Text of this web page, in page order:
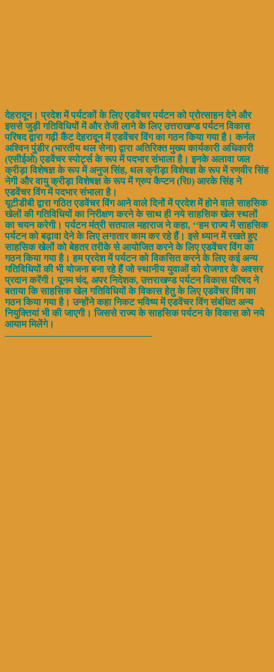
देहरादून। प्रदेश में पर्यटकों के लिए एडवेंचर पर्यटन को प्रोत्साहन देने और
इससे जुड़ी गतिविधियों में और तेजी लाने के लिए उत्तराखण्ड पर्यटन विकास
परिषद द्वारा गढ़ी कैंट देहरादून में एडवेंचर विंग का गठन किया गया है। कर्नल
अश्विन पुंडीर (भारतीय थल सेना) द्वारा अतिरिक्त मुख्य कार्यकारी अधिकारी
(एसीईओ) एडवेंचर स्पोर्ट्स के रूप में पदभार संभाला है। इनके अलावा जल
क्रीड़ा विशेषज्ञ के रूप में अनुज सिंह, थल क्रीड़ा विशेषज्ञ के रूप में रणवीर सिंह
नेगी और वायु क्रीड़ा विशेषज्ञ के रूप में ग्रुप कैप्टन (रि0) आरके सिंह ने
एडवेंचर विंग में पदभार संभाला है।
यूटीडीबी द्वारा गठित एडवेंचर विंग आने वाले दिनों में प्रदेश में होने वाले साहसिक
खेलों की गतिविधियों का निरीक्षण करने के साथ ही नये साहसिक खेल स्थलों
का चयन करेगी। पर्यटन मंत्री सतपाल महाराज ने कहा, ‘‘हम राज्य में साहसिक
पर्यटन को बढ़ावा देने के लिए लगातार काम कर रहे हैं। इसे ध्यान में रखते हुए
साहसिक खेलों को बेहतर तरीके से आयोजित करने के लिए एडवेंचर विंग का
गठन किया गया है। हम प्रदेश में पर्यटन को विकसित करने के लिए कई अन्य
गतिविधियों की भी योजना बना रहे हैं जो स्थानीय युवाओं को रोजगार के अवसर
प्रदान करेंगी। पूनम चंद, अपर निदेशक, उत्तराखण्ड पर्यटन विकास परिषद ने
बताया कि साहसिक खेल गतिविधियों के विकास हेतु के लिए एडवेंचर विंग का
गठन किया गया है। उन्होंने कहा निकट भविष्य में एडवेंचर विंग संबंधित अन्य
नियुक्तियां भी की जाएगी। जिससे राज्य के साहसिक पर्यटन के विकास को नये
आयाम मिलेंगे।
———————————————